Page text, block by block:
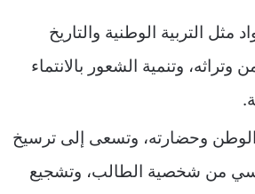
مثل التربية الوطنية والتاريخ
وتنمية الشعور بالانتماء
وحضارته، وتسعى إلى ترسيخ
من شخصية الطالب، وتشجيع